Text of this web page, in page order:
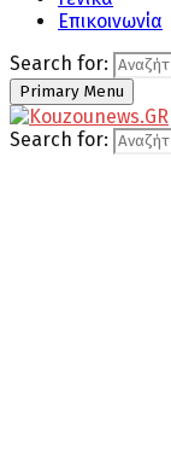
Επικοινωνία
Search for:
Primary Menu
Search for: